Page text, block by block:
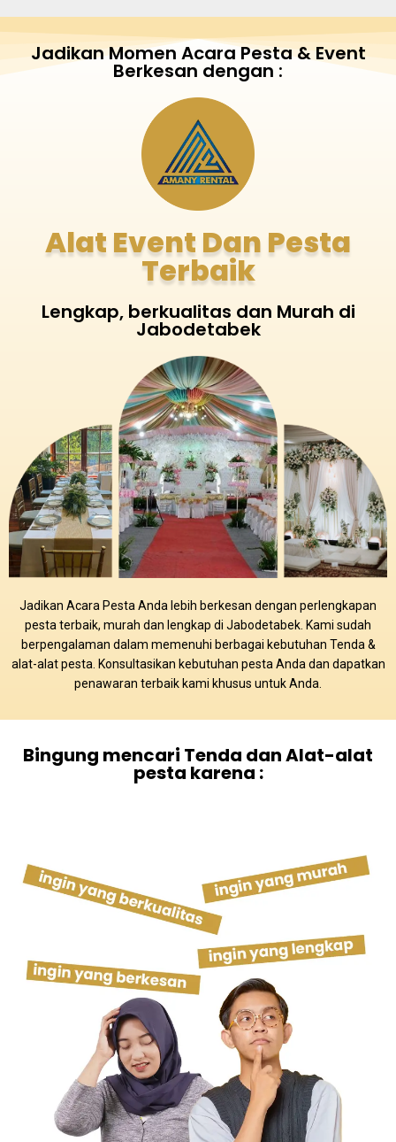
Jadikan Momen Acara Pesta & Event
Berkesan dengan :
Alat Event Dan Pesta
Terbaik
Lengkap, berkualitas dan Murah di
Jabodetabek
Jadikan Acara Pesta Anda lebih berkesan dengan perlengkapan
pesta terbaik, murah dan lengkap di Jabodetabek. Kami sudah
berpengalaman dalam memenuhi berbagai kebutuhan Tenda &
alat-alat pesta. Konsultasikan kebutuhan pesta Anda dan dapatkan
penawaran terbaik kami khusus untuk Anda.
Bingung mencari Tenda dan Alat-alat
pesta karena :